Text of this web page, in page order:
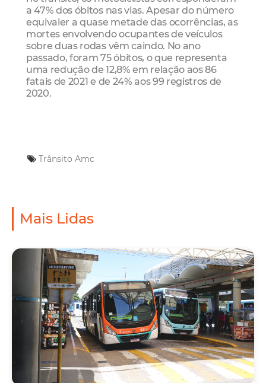
a 47% dos óbitos nas vias. Apesar do número
equivaler a quase metade das ocorrências, as
mortes envolvendo ocupantes de veículos
sobre duas rodas vêm caindo. No ano
passado, foram 75 óbitos, o que representa
uma redução de 12,8% em relação aos 86
fatais de 2021 e de 24% aos 99 registros de
2020.
Trânsito Amc
Mais Lidas